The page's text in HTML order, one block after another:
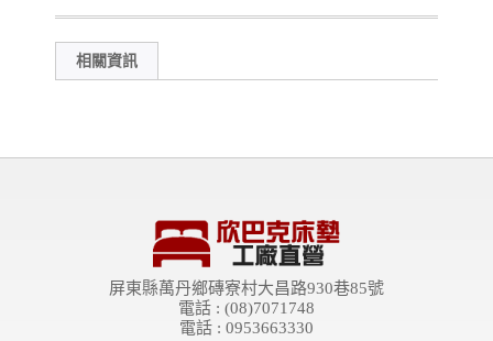
相關資訊
屏東縣萬丹鄉磚寮村大昌路930巷85號
電話 : (08)7071748
電話 : 0953663330